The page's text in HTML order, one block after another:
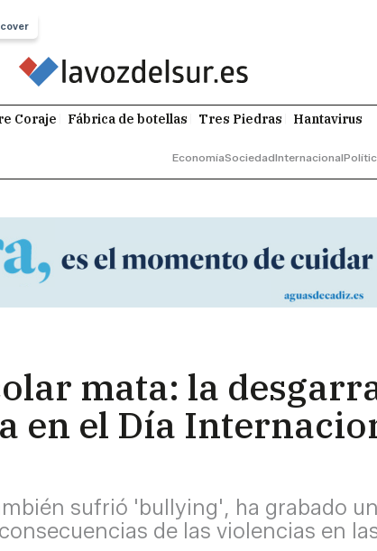
Coraje Fábrica de botellas Tres Piedras Hantavirus
EconomíaSociedadInternacional
mata: la
en el Día
sufrió 'bullying', ha grabado
de las violencias en